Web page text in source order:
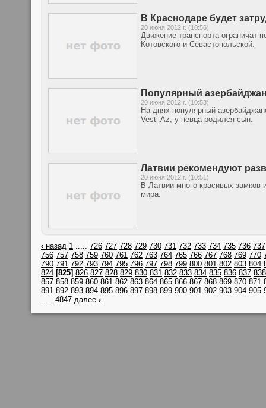
В Краснодаре будет
20 июня 2012 г. (10:56)
Движение транспорта ограничат
Котовского и Севастопольской.
Популярный
20 июня 2012 г. (10:53)
На днях популярный
Vesti.Az, у певца родился сын.
Латвии рекомендуют
20 июня 2012 г. (10:51)
В Латвии много красивых
мира.
‹ назад 1 ..... 726 727 728 729 730 731 732 733 734 735 736 737
756 757 758 759 760 761 762 763 764 765 766 767 768 769 770
790 791 792 793 794 795 796 797 798 799 800 801 802 803 804
824 [825] 826 827 828 829 830 831 832 833 834 835 836 837 838
857 858 859 860 861 862 863 864 865 866 867 868 869 870 871
891 892 893 894 895 896 897 898 899 900 901 902 903 904 905
..... 4847 далее ›